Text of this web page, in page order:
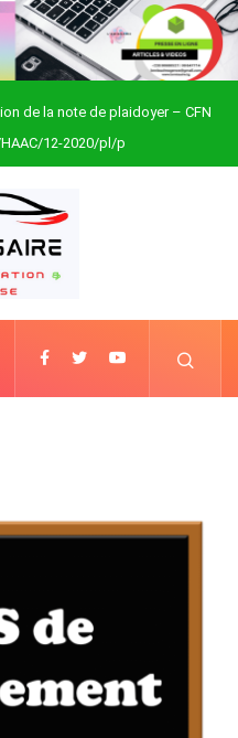
de la note de plaidoyer – CFN
Togo12-2020/pl/p